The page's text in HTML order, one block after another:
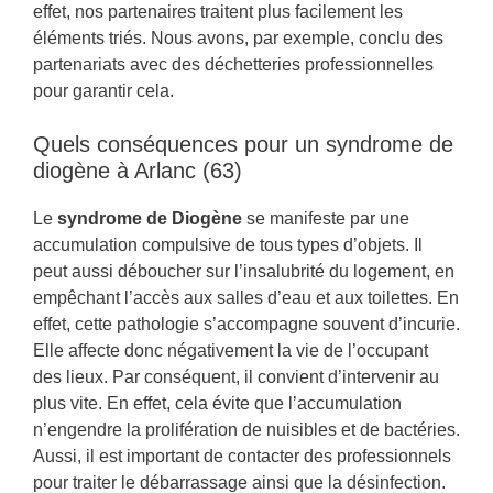
effet, nos partenaires traitent plus facilement les
éléments triés. Nous avons, par exemple, conclu des
partenariats avec des déchetteries professionnelles
pour garantir cela.
Quels conséquences pour un syndrome de
diogène à Arlanc (63)
Le syndrome de Diogène se manifeste par une
accumulation compulsive de tous types d’objets. Il
peut aussi déboucher sur l’insalubrité du logement, en
empêchant l’accès aux salles d’eau et aux toilettes. En
effet, cette pathologie s’accompagne souvent d’incurie.
Elle affecte donc négativement la vie de l’occupant
des lieux. Par conséquent, il convient d’intervenir au
plus vite. En effet, cela évite que l’accumulation
n’engendre la prolifération de nuisibles et de bactéries.
Aussi, il est important de contacter des professionnels
pour traiter le débarrassage ainsi que la désinfection.